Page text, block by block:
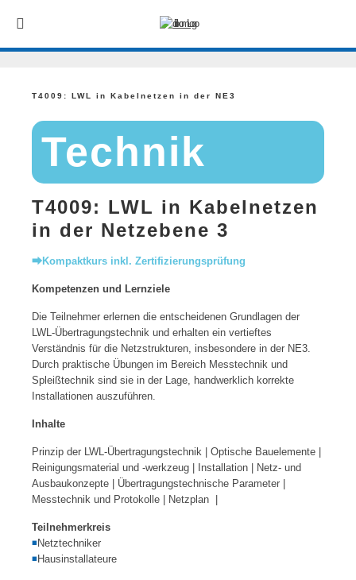
T4009: LWL in Kabelnetzen in der NE3
Technik
T4009: LWL in Kabelnetzen
in der Netzebene 3
⮕Kompaktkurs inkl. Zertifizierungsprüfung
Kompetenzen und Lernziele
Die Teilnehmer erlernen die entscheidenen Grundlagen der
LWL-Übertragungstechnik und erhalten ein vertieftes
Verständnis für die Netzstrukturen, insbesondere in der NE3.
Durch praktische Übungen im Bereich Messtechnik und
Spleißtechnik sind sie in der Lage, handwerklich korrekte
Installationen auszuführen.
Inhalte
Prinzip der LWL-Übertragungstechnik | Optische Bauelemente |
Reinigungsmaterial und -werkzeug | Installation | Netz- und
Ausbaukonzepte | Übertragungstechnische Parameter |
Messtechnik und Protokolle | Netzplan |
Teilnehmerkreis
◾ Netztechniker
◾ Hausinstallateure